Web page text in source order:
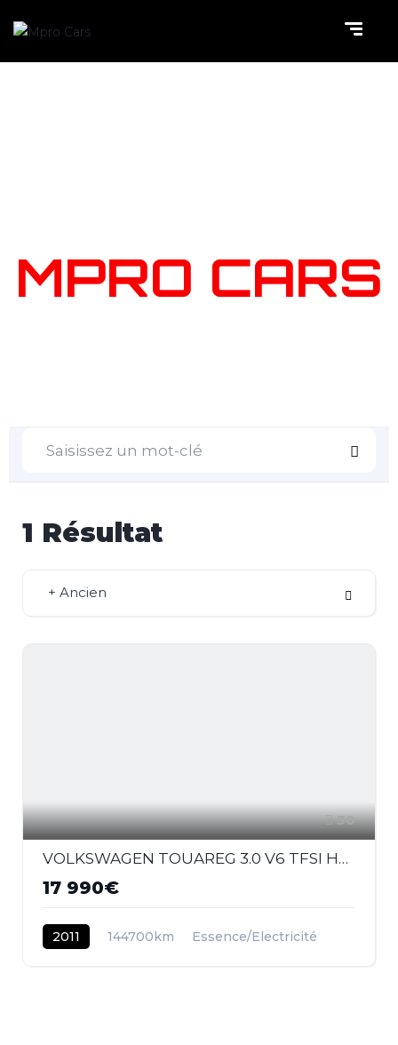
MPRO CARS
1 Résultat
+ Ancien
30
VOLKSWAGEN TOUAREG 3.0 V6 TFSI Hybrid - BV Tiptronic
17 990€
2011 144700km Essence/Electricité